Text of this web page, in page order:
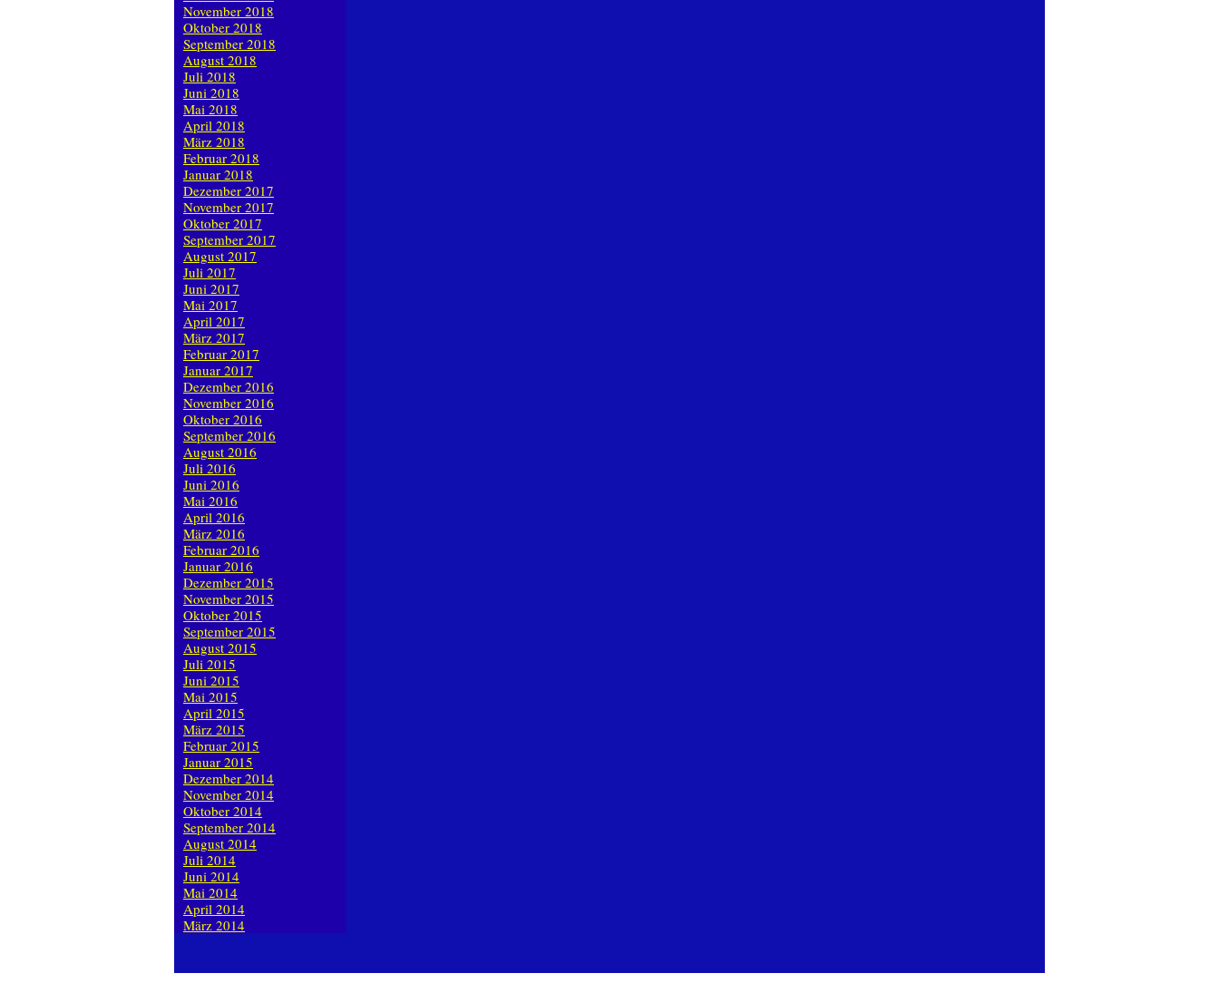
November 2018
Oktober 2018
September 2018
August 2018
Juli 2018
Juni 2018
Mai 2018
April 2018
März 2018
Februar 2018
Januar 2018
Dezember 2017
November 2017
Oktober 2017
September 2017
August 2017
Juli 2017
Juni 2017
Mai 2017
April 2017
März 2017
Februar 2017
Januar 2017
Dezember 2016
November 2016
Oktober 2016
September 2016
August 2016
Juli 2016
Juni 2016
Mai 2016
April 2016
März 2016
Februar 2016
Januar 2016
Dezember 2015
November 2015
Oktober 2015
September 2015
August 2015
Juli 2015
Juni 2015
Mai 2015
April 2015
März 2015
Februar 2015
Januar 2015
Dezember 2014
November 2014
Oktober 2014
September 2014
August 2014
Juli 2014
Juni 2014
Mai 2014
April 2014
März 2014